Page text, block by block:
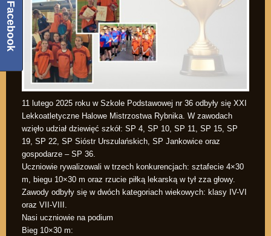
11 lutego 2025 roku w Szkole Podstawowej nr 36 odbyły się XXI
Lekkoatletyczne Halowe Mistrzostwa Rybnika. W zawodach
wzięło udział dziewięć szkół: SP 4, SP 10, SP 11, SP 15, SP
19, SP 22, SP Sióstr Urszulańskich, SP Jankowice oraz
gospodarze – SP 36.
Uczniowie rywalizowali w trzech konkurencjach: sztafecie 4×30
m, biegu 10×30 m oraz rzucie piłką lekarską w tył zza głowy.
Zawody odbyły się w dwóch kategoriach wiekowych: klasy IV-VI
oraz VII-VIII.
Nasi uczniowie na podium
Bieg 10×30 m:
Facebook